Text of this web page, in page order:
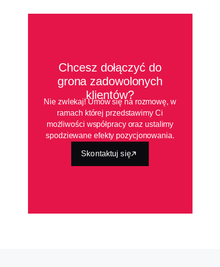
Chcesz dołączyć do
grona zadowolonych
klientów?
Nie zwlekaj! Umów się na rozmowę, w
ramach której przedstawimy Ci
możliwości współpracy oraz ustalimy
spodziewane efekty pozycjonowania.
Skontaktuj się